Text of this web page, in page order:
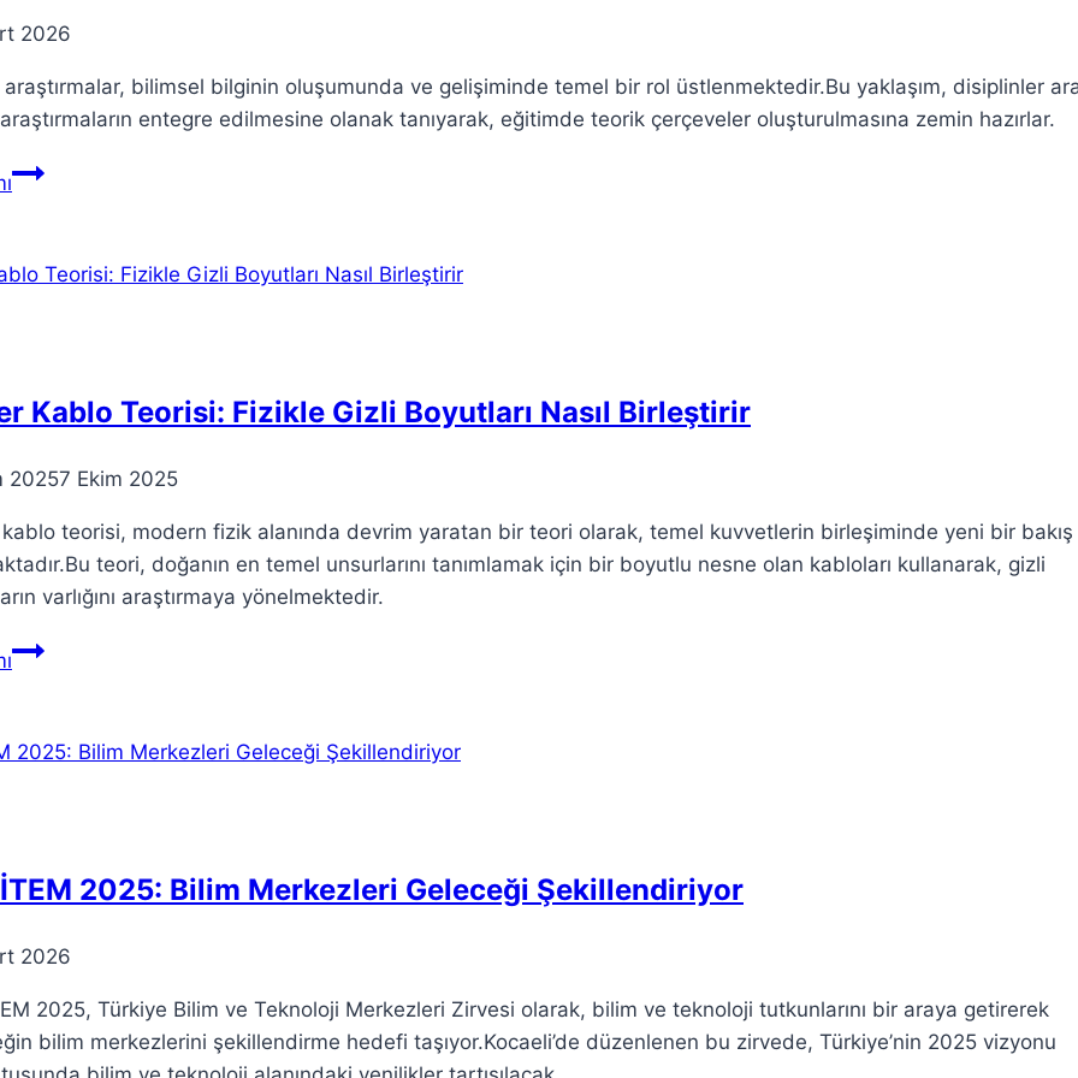
2026
bilimsel bilginin oluşumunda ve gelişiminde temel bir rol üstlenmektedir.Bu yaklaşım, disiplinler
entegre edilmesine olanak tanıyarak, eğitimde teorik çerçeveler oluşturulmasına zemin hazırlar.
Teorik
Disiplinlerdeki
Kablo Teorisi: Fizikle Gizli Boyutları Nasıl Birleştirir
20257 Ekim 2025
teorisi, modern fizik alanında devrim yaratan bir teori olarak, temel kuvvetlerin birleşiminde yeni bir bakış
teori, doğanın en temel unsurlarını tanımlamak için bir boyutlu nesne olan kabloları kullanarak, gizli
varlığını araştırmaya yönelmektedir.
Süper
Fizikle
Birleştirir2025: Bilim Merkezleri Geleceği Şekillendiriyor
2026
2025, Türkiye Bilim ve Teknoloji Merkezleri Zirvesi olarak, bilim ve teknoloji tutkunlarını bir araya getirerek
bilim merkezlerini şekillendirme hedefi taşıyor.Kocaeli’de düzenlenen bu zirvede, Türkiye’nin 2025 vizyonu